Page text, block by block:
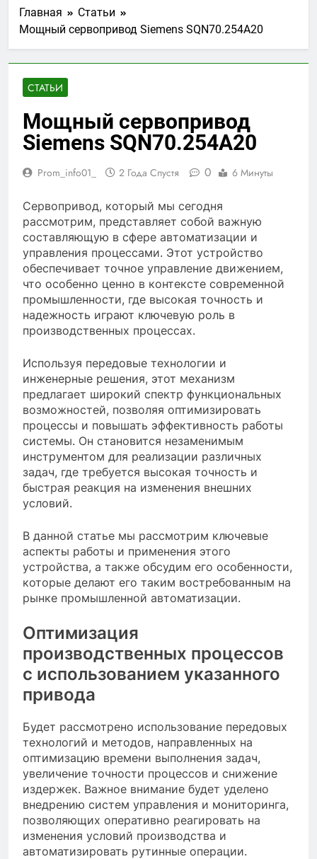
Главная
Статьи
Мощный сервопривод Siemens SQN70.254A20
СТАТЬИ
Мощный сервопривод
Siemens SQN70.254A20
Prom_info01_ 2 Года Спустя 0 6 Минуты
Сервопривод, который мы сегодня
рассмотрим, представляет собой важную
составляющую в сфере автоматизации и
управления процессами. Этот устройство
обеспечивает точное управление движением,
что особенно ценно в контексте современной
промышленности, где высокая точность и
надежность играют ключевую роль в
производственных процессах.
Используя передовые технологии и
инженерные решения, этот механизм
предлагает широкий спектр функциональных
возможностей, позволяя оптимизировать
процессы и повышать эффективность работы
системы. Он становится незаменимым
инструментом для реализации различных
задач, где требуется высокая точность и
быстрая реакция на изменения внешних
условий.
В данной статье мы рассмотрим ключевые
аспекты работы и применения этого
устройства, а также обсудим его особенности,
которые делают его таким востребованным на
рынке промышленной автоматизации.
Оптимизация
производственных процессов
с использованием указанного
привода
Будет рассмотрено использование передовых
технологий и методов, направленных на
оптимизацию времени выполнения задач,
увеличение точности процессов и снижение
издержек. Важное внимание будет уделено
внедрению систем управления и мониторинга,
позволяющих оперативно реагировать на
изменения условий производства и
автоматизировать рутинные операции.